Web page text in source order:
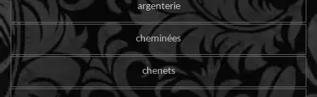
argenterie
cheminées
chenets